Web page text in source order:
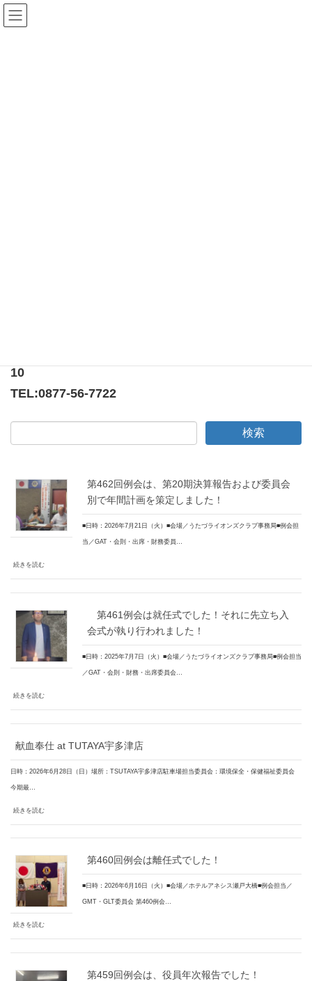
10
TEL:0877-56-7722
第462回例会は、第20期決算報告および委員会
別で年間計画を策定しました！
■日時：2026年7月21日（火）■会場／うたづライオンズクラブ事務局■例会担
当／GAT・会則・出席・財務委員…
続きを読む
第461例会は就任式でした！それに先立ち入
会式が執り行われました！
■日時：2025年7月7日（火）■会場／うたづライオンズクラブ事務局■例会担当
／GAT・会則・財務・出席委員会…
続きを読む
献血奉仕 at TUTAYA宇多津店
日時：2026年6月28日（日）場所：TSUTAYA宇多津店駐車場担当委員会：環境保全・保健福祉委員会
今期最…
続きを読む
第460回例会は離任式でした！
■日時：2026年6月16日（火）■会場／ホテルアネシス瀬戸大橋■例会担当／
GMT・GLT委員会 第460例会…
続きを読む
第459回例会は、役員年次報告でした！